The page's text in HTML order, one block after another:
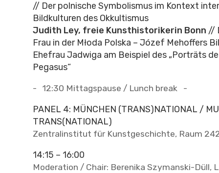
// Der polnische Symbolismus im Kontext
Bildkulturen des Okkultismus
Judith Ley, freie Kunsthistorikerin Bonn //
Frau in der Młoda Polska – Józef Mehoffers
Ehefrau Jadwiga am Beispiel des „Porträts
Pegasus“
- 12:30 Mittagspause / Lunch break -
PANEL 4: MÜNCHEN (TRANS)NATIONAL /
TRANS(NATIONAL)
Zentralinstitut für Kunstgeschichte, Raum
14:15 – 16:00
Moderation / Chair: Berenika Szymanski-Düll,